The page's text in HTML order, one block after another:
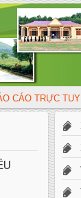
CÁO TRỰC